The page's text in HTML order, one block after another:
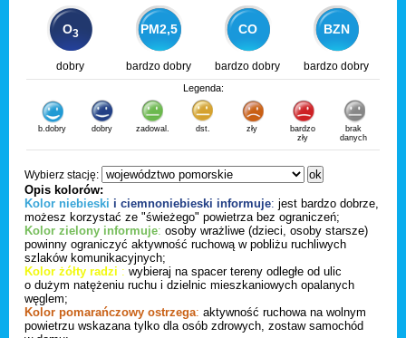
O3 PM2,5 CO BZN
dobry bardzo dobry bardzo dobry bardzo dobry
Legenda:
b.dobry dobry zadowal. dst. zły
bardzo
zły
brak
danych
Wybierz stację:
Opis kolorów:
Kolor niebieski i ciemnoniebieski informuje: jest bardzo dobrze,
możesz korzystać ze "świeżego" powietrza bez ograniczeń;
Kolor zielony informuje: osoby wrażliwe (dzieci, osoby starsze)
powinny ograniczyć aktywność ruchową w pobliżu ruchliwych
szlaków komunikacyjnych;
Kolor żółty radzi : wybieraj na spacer tereny odległe od ulic
o dużym natężeniu ruchu i dzielnic mieszkaniowych opalanych
węglem;
Kolor pomarańczowy ostrzega: aktywność ruchowa na wolnym
powietrzu wskazana tylko dla osób zdrowych, zostaw samochód